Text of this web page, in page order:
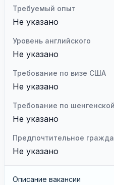
Требуемый опыт
Не указано
Уровень английского
Не указано
Требование по визе США
Не указано
Требование по
Не указано
Предпочтительное
Не указано
Описание вакансии